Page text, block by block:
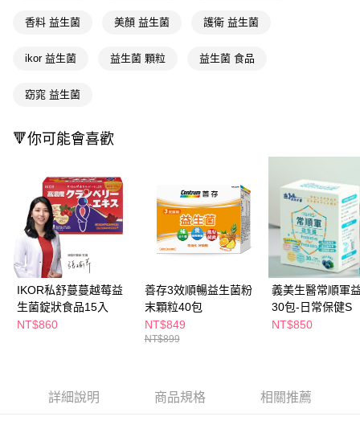
２．訂單成立數日內，您將收到繳費通知簡訊。
ATM／網路銀行／等多元方式進行付款，方視為交易完成。
後付繳納相關費用。
客戶支援中心」https://netprotections.freshdesk.com/support/home
１．透過由恩沛科技股份有限公司提供之「AFTEE先享後付」服務完成之交
易，需依本服務之必要範圍內提供個人資料，並將交易相關給付款項請求債
權轉讓予恩沛科技股份有限公司。
２．關於個人資料處理事宜，請瀏覽以下網址：
https://aftee.tw/terms/#terms3
３．未成年的使用者請事先徵得法定代理人或監護人之同意方可使用
「AFTEE先享後付」，若未經同意申辦者引起之損失，本公司不負相關責
任。
４．使用「AFTEE先享後付」時，將依據個別帳號之用戶狀況，依本公司即
時審查核予不同之上限額度；若仍有額度不足之情形，本公司將視審查結果
請求用戶進行身份認證。
５．嚴禁一人註冊多個帳號或使用他人資訊註冊。若發現惡意使用之情形，
每筆NT$65，滿NT$390(含以上)免運費
萊爾富取貨付款
每筆NT$65，滿NT$490(含以上)免運費
每筆NT$65，滿NT$490(含以上)免運費
付款後7-11取貨
每筆NT$65，滿NT$490(含以上)免運費
宅配(本島)
每筆NT$100，滿NT$790(含以上)免運費
付款後寶雅門市自取(由倉庫統一出貨)
每筆NT$80，滿NT$290(含以上)免運費
香料 益生菌 美顏 益生菌 護衛 益生菌
ikor 益生菌 益生菌 顆粒 益生菌 食品
窈窕 益生菌
🔻你可能會喜歡
IKOR私舒蔓蔓越莓益
生菌錠狀食品15入
NT$860
善存3效順暢益生菌粉
末顆粒40包
NT$849
NT$899
義美生醫常順軍
30包-日常保健S
NT$850
詳細說明 商品規格 相關推薦